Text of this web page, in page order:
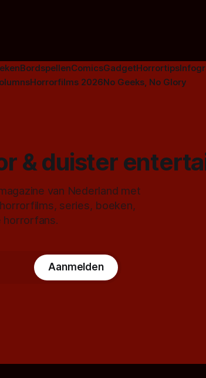
BordspellenComicsGadgetHorrortips
Horrorfilms 2026No Geeks, No Glory
& duister
van Nederland met
series, boeken,
horrorfans.
Aanmelden